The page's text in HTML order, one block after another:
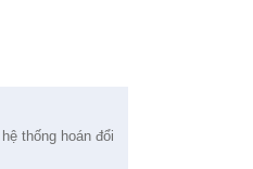
thống hoán đổi